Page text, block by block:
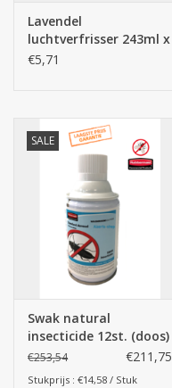
Lavendel
luchtverfrisser 243ml x
1
€5,71
SALE
Swak natural
insecticide 12st. (doos)
€253,54 €211,75
Stukprijs : €14,58 / Stuk